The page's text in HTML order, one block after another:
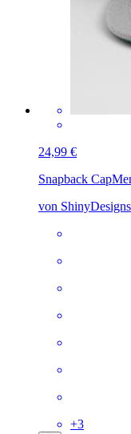
24,99 €
Snapback Cap
von ShinyDesigns
+3